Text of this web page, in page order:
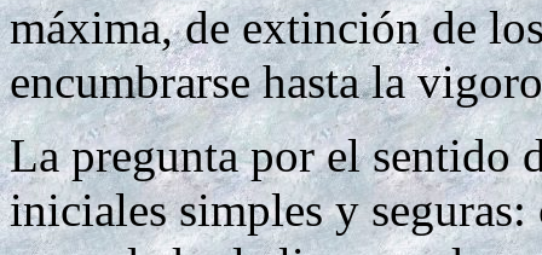
máxima, de extinción de
encumbrarse hasta la
La pregunta por el sentido
iniciales simples y